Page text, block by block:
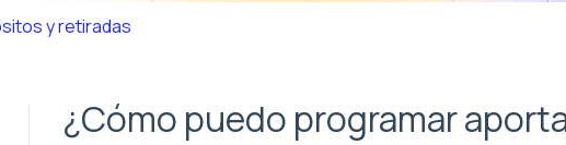
y retiradas
¿Cómo puedo programar